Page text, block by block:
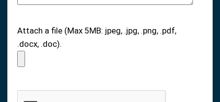
Attach a file (Max 5MB: jpeg, .jpg, .png, .pdf,
.docx, .doc).